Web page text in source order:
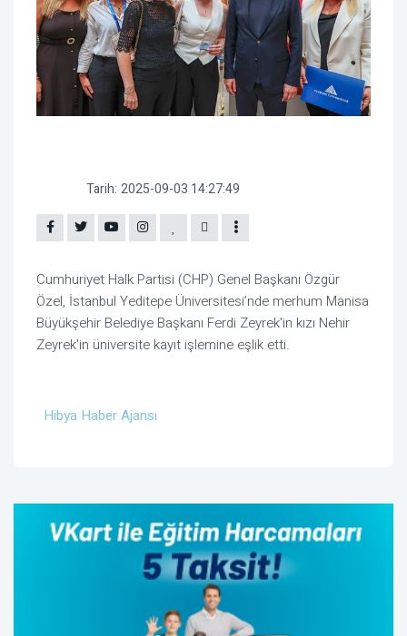
Tarih: 2025-09-03 14:27:49
Cumhuriyet Halk Partisi (CHP) Genel Başkanı Özgür
Özel, İstanbul Yeditepe Üniversitesi’nde merhum Manisa
Büyükşehir Belediye Başkanı Ferdi Zeyrek'in kızı Nehir
Zeyrek'in üniversite kayıt işlemine eşlik etti.
Hibya Haber Ajansı